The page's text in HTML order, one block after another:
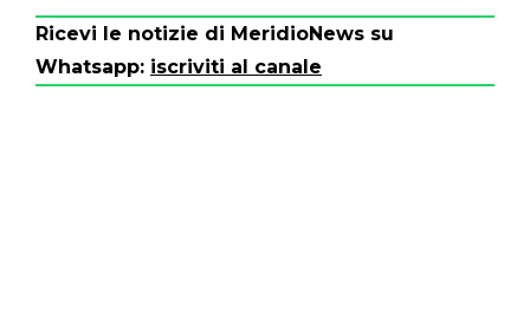
Ricevi le notizie di MeridioNews su
Whatsapp: iscriviti al canale